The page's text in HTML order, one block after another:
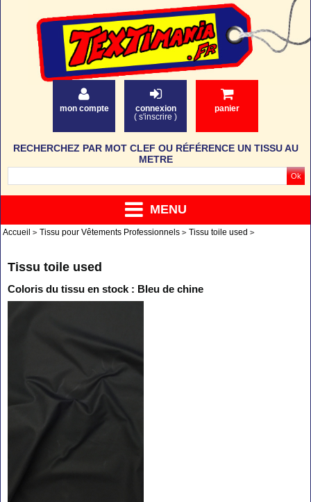
mon compte
connexion
( s'inscrire )
panier
MENU
RECHERCHEZ PAR MOT CLEF OU RÉFÉRENCE UN TISSU AU
METRE
Accueil Tissu pour Vêtements Professionnels Tissu toile used
Tissu toile used
Coloris du tissu en stock : Bleu de chine